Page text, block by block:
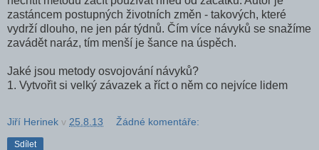
zastáncem postupných životních změn - takových, které
vydrží dlouho, ne jen pár týdnů. Čím více návyků se snažíme
zavádět naráz, tím menší je šance na úspěch.
Jaké jsou metody osvojování návyků?
1. Vytvořit si velký závazek a říct o něm co nejvíce lidem
Jiří Herinek v 25.8.13 Žádné komentáře:
Sdílet